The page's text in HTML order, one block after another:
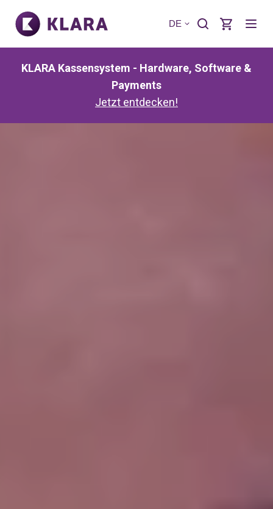
DE
KLARA Kassensystem - Hardware, Software &
Payments
Jetzt entdecken!